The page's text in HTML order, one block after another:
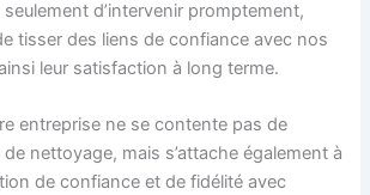
d’intervenir promptement,
tisser des liens de confiance avec nos
leur satisfaction à long terme.
entreprise ne se contente pas de
nettoyage, mais s’attache également à
de confiance et de fidélité avec